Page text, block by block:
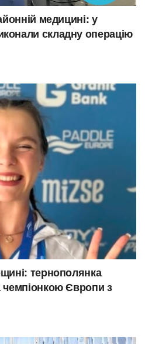
медицині: у
складну операцію
тернополянка
чемпіонкою Європи з